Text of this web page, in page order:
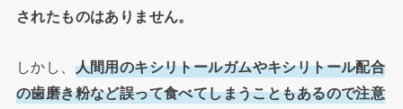
されたものはありません。
しかし、 人間用のキシリトールガムやキシリトール配合
の歯磨き粉など誤って食べてしまうこともあるので注意